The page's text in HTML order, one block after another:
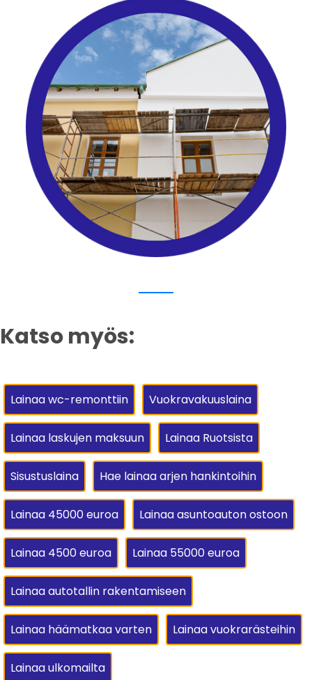
Katso myös:
Lainaa wc-remonttiin Vuokravakuuslaina
Lainaa laskujen maksuun Lainaa Ruotsista
Sisustuslaina Hae lainaa arjen hankintoihin
Lainaa 45000 euroa Lainaa asuntoauton ostoon
Lainaa 4500 euroa Lainaa 55000 euroa
Lainaa autotallin rakentamiseen
Lainaa häämatkaa varten Lainaa vuokrarästeihin
Lainaa ulkomailta